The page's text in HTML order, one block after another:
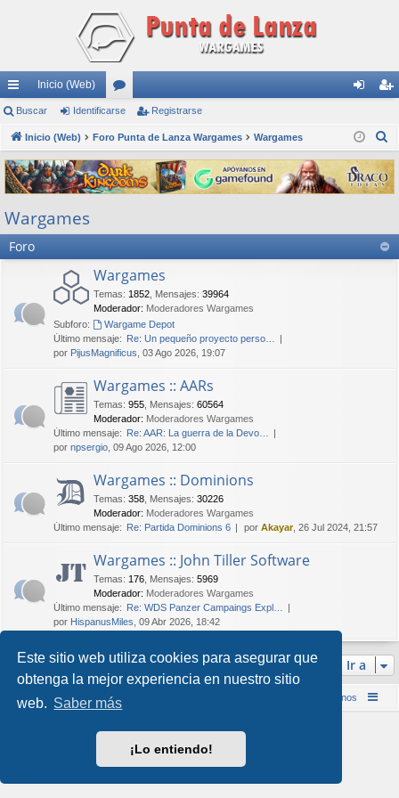
Este sitio web utiliza cookies para asegurar que
obtenga la mejor experiencia en nuestro sitio
web. Saber más
¡Lo entiendo!
nl
ac
es
rá
pi
do
Inicio (Web)
or
os nti
fic
ar
ist
ra
rs
Buscar Identificarse Registrarse
Inicio (Web) Foro Punta de Lanza Wargames Wargames
s
c
r
Wargames
Foro
Wargames
Temas: 1852 Mensajes: 39964
Moderador: Moderadores Wargames
Subforo:
Wargame Depot
Último mensaje: Re: Un pequeño proyecto perso…
por PijusMagnificus , 03 Ago 2026, 19:07
Wargames :: AARs
Temas: 955 Mensajes: 60564
Moderador: Moderadores Wargames
Último mensaje: Re: AAR: La guerra de la Devo…
por npsergio , 09 Ago 2026, 12:00
Wargames :: Dominions
Temas: 358 Mensajes: 30226
Moderador: Moderadores Wargames
Último mensaje: Re: Partida Dominions 6 por Akayar, 26 Jul 2024, 21:57
Wargames :: John Tiller Software
Temas: 176 Mensajes: 5969
Moderador: Moderadores Wargames
Último mensaje: Re: WDS Panzer Campaings Expl…
por HispanusMiles , 09 Abr 2026, 18:42
Ir a
Inicio (Web) Foro Punta de Lanza Wargames Contáctenos
Style por
Arty &